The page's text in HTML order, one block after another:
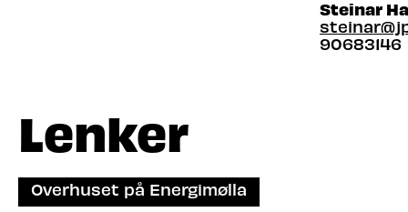
Steinar
90683146
Lenker
Overhuset på Energimølla